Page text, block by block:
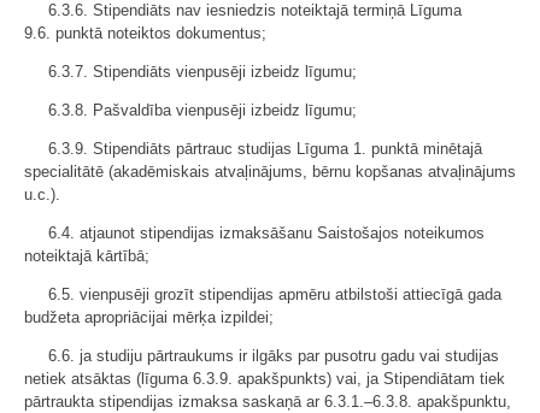
6.3.6. Stipendiāts nav iesniedzis noteiktajā termiņā Līguma
9.6. punktā noteiktos dokumentus;
6.3.7. Stipendiāts vienpusēji izbeidz līgumu;
6.3.8. Pašvaldība vienpusēji izbeidz līgumu;
6.3.9. Stipendiāts pārtrauc studijas Līguma 1. punktā minētajā
specialitātē (akadēmiskais atvaļinājums, bērnu kopšanas atvaļinājums
u.c.).
6.4. atjaunot stipendijas izmaksāšanu Saistošajos noteikumos
noteiktajā kārtībā;
6.5. vienpusēji grozīt stipendijas apmēru atbilstoši attiecīgā gada
budžeta apropriācijai mērķa izpildei;
6.6. ja studiju pārtraukums ir ilgāks par pusotru gadu vai studijas
netiek atsāktas (līguma 6.3.9. apakšpunkts) vai, ja Stipendiātam tiek
pārtraukta stipendijas izmaksa saskaņā ar 6.3.1.–6.3.8. apakšpunktu,